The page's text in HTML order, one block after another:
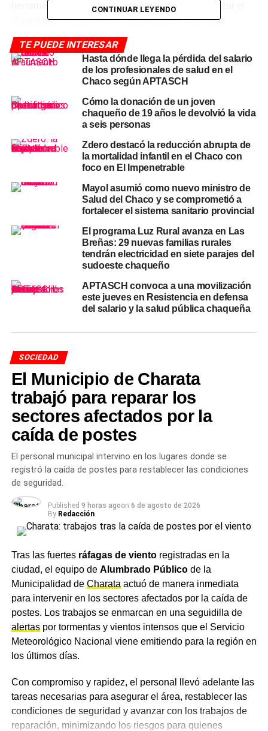
herramienta fundamental que nos permitirá optimizar el
diagnóstico y seguimiento de patologías cardíacas,
de nuestro hospital en un área tan crítica como la
cardiología», afirmó la Dra. Gómez.
Qué permite hacer el nuevo
Unelectrocardiogramaes el estudio de referencia para
detectar arritmias, infartos, hipertrofia cardíaca y otras
patologías del corazón. Contar con un equipo de última
generación en el hospital local significa que los pacientes
y la zona de influencia del 9 de Julio
podrán acceder a diagnósticos cardíacos de mayor
precisión y velocidadsin necesidad de derivaciones a
centros de mayor complejidad, reduciendo tiempos
críticos en situaciones de urgencia.
El rol de los cardiólogos
donantes
de una gestión activa. El Dr. Tiago Zanus y la Dra. Nora
del equipo en el marco del programa Circular Prevención,
una iniciativa de la firma orientada a fortalecer la salud
cardiovascular en el sector público. El compromiso de
ambos profesionales con el hospital y la comunidad de
Las Breñas fue destacado por las autoridades del
establecimiento como ejemplo del vínculo entre los
equipos médicos y el territorio en el que trabajan.
TEMAS RELACIONADOS
CARDIOLOGÍA CHACO
DEPARTAMENTO NUEVE DE JULIO
DONACIÓN SALUD
ECCOSUR
ELECTROCARDIOGRAMA
HOSPITAL LAS BREÑAS
LAS BREÑAS HOY
Amenazaron con un tiroteo en una escuela de
Charata por Instagram y Cibercrimen determinó
que el perfil no es de la localidad ni del Chaco
NOTICIAS
Hito histórico en el Club Juventud Unida de
Charata: a 104 años de su fundación, por primera
vez una mujer asumirá la presidencia
CONTINUAR LEYENDO
TE PUEDE INTERESAR
Hasta dónde llega la pérdida del salario
de los profesionales de salud en el
Chaco según APTASCH
Cómo la donación de un joven
chaqueño de 19 años le devolvió la vida
a seis personas
Zdero destacó la reducción abrupta de
la mortalidad infantil en el Chaco con
foco en El Impenetrable
Mayol asumió como nuevo ministro de
Salud del Chaco y se comprometió a
fortalecer el sistema sanitario provincial
El programa Luz Rural avanza en Las
Breñas: 29 nuevas familias rurales
tendrán electricidad en siete parajes del
sudoeste chaqueño
APTASCH convoca a una movilización
este jueves en Resistencia en defensa
del salario y la salud pública chaqueña
SOCIEDAD
El Municipio de Charata
trabajó para reparar los
sectores afectados por la
caída de postes
El personal municipal intervino en los lugares donde se
registró la caída de postes para restablecer las condiciones
de seguridad.
Published 9 horas agoon 6 de agosto de 2026
By Redacción
Tras las fuertes ráfagas de vientoregistradas en la
ciudad, el equipo de Alumbrado Públicode la
Municipalidad de Charata actuó de manera inmediata
para intervenir en los sectores afectados por la caída de
postes. Los trabajos se enmarcan en una seguidilla de
alertaspor tormentas y vientos intensos que el Servicio
Meteorológico Nacional viene emitiendo para la región en
los últimos días.
Con compromiso y rapidez, el personal llevó adelante las
tareas necesarias para asegurar el área, restablecer las
condiciones de seguridad y avanzar con los trabajos de
reparación, minimizando los riesgos para quienes